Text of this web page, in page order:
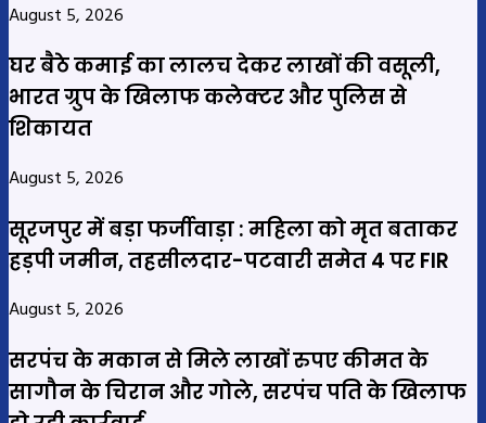
August 5, 2026
घर बैठे कमाई का लालच देकर लाखों की वसूली,
भारत ग्रुप के खिलाफ कलेक्टर और पुलिस से
शिकायत
August 5, 2026
सूरजपुर में बड़ा फर्जीवाड़ा : महिला को मृत बताकर
हड़पी जमीन, तहसीलदार-पटवारी समेत 4 पर FIR
August 5, 2026
सरपंच के मकान से मिले लाखों रुपए कीमत के
सागौन के चिरान और गोले, सरपंच पति के खिलाफ